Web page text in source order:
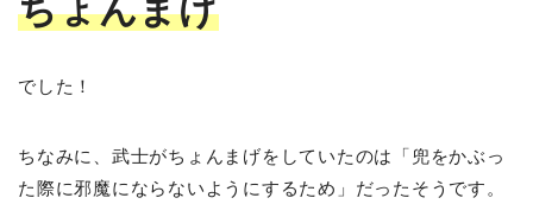
ちょんまげ
でした！
ちなみに、武士がちょんまげをしていたのは「兜をかぶっ
た際に邪魔にならないようにするため」だったそうです。